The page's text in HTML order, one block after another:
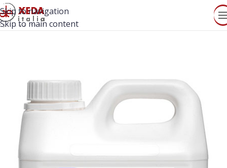
Skip to navigation
Skip to main content